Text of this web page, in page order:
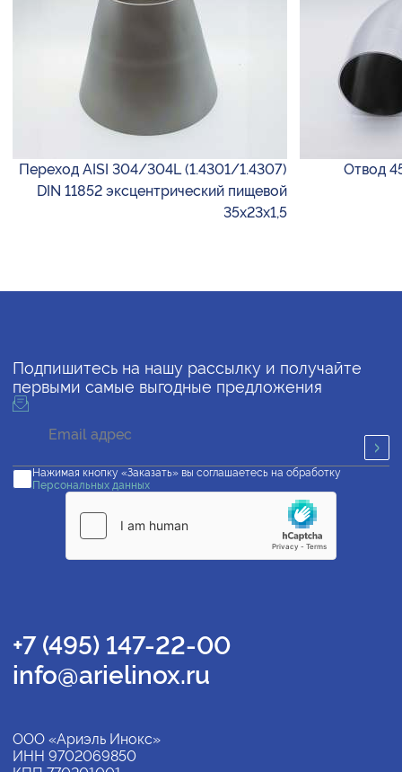
Переход AISI 304/304L (1.4301/1.4307)
DIN 11852 эксцентрический пищевой
35х23х1,5
Отвод
Подпишитесь на нашу рассылку и получайте
первыми самые выгодные предложения
Нажимая кнопку «Заказать» вы соглашаетесь на обработку
Персональных данных
+7 (495) 147-22-00
info@arielinox.ru
ООО «Ариэль Инокс»
ИНН 9702069850